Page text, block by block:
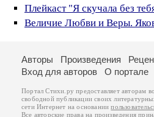
Плейкаст "Я скучала без
Величие Любви и Веры.
Авторы Произведения
Вход для авторов
О портале
Портал Стихи.ру предоставляет авторам
свободной публикации своих
сети Интернет на основании
Все авторские права на произведения